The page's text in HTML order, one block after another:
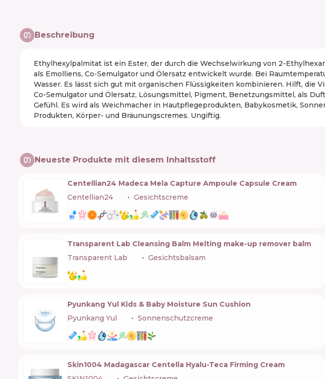
Beschreibung
Ethylhexylpalmitat ist ein Ester, der durch die Wechselwirkung von 2-
als Emolliens, Co-Semulgator und Ölersatz entwickelt wurde. Bei
Wasser. Es lässt sich gut mit organischen Flüssigkeiten kombinieren. Hilft, die
Co-Semulgator und Ölersatz, Lösungsmittel, Pigment, Benetzungsmittel, als
Gefühl. Es wird als Weichmacher in Hautpflegeprodukten, Babykosmetik,
Produkten, Körper- und Bräunungscremes. Ungiftig.
Neueste Produkte mit diesem Inhaltsstoff
Centellian24 Madeca Mela Capture Ampoule Capsule Cream
Centellian24
Gesichtscreme
Transparent Lab Cleansing Balm Melting make-up remover balm
Transparent Lab
Gesichtsbalsam
Pyunkang Yul Kids & Baby Moisture Sun Cushion
Pyunkang Yul
Sonnenschutzcreme
Skin1004 Madagascar Centella Hyalu-Teca Firming Cream